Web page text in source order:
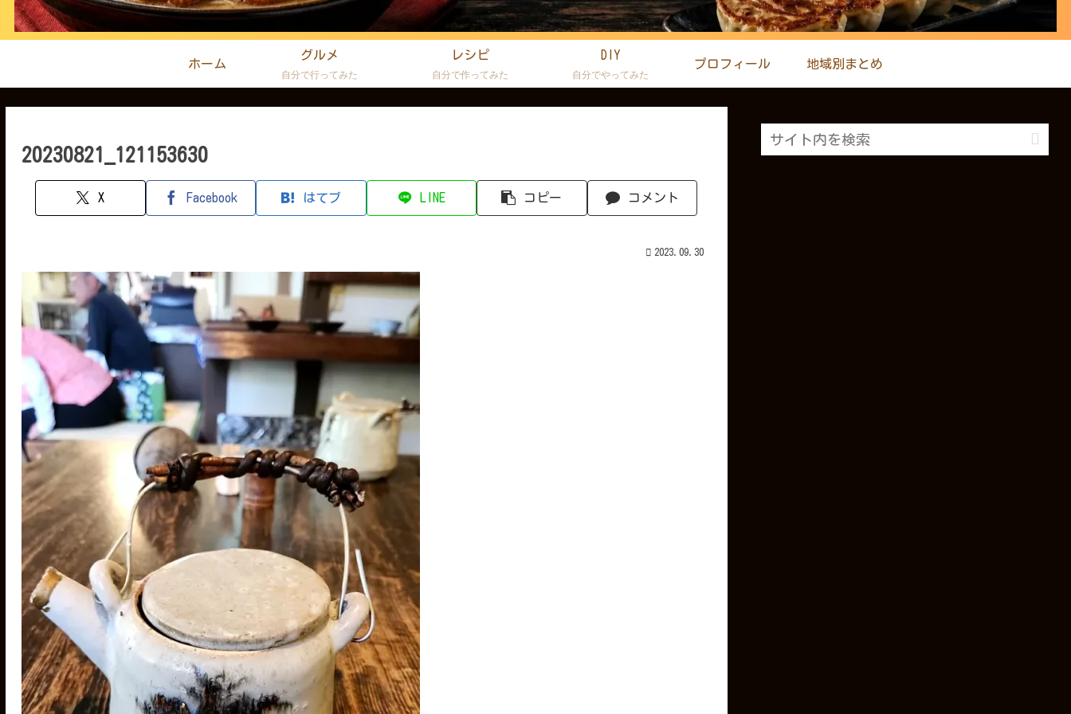
ホーム
グルメ
自分で行ってみた
レシピ
自分で作ってみた
DIY
自分でやってみた
プロフィール 地域別まとめ
20230821_121153630
X Facebook はてブ LINE コピー コメント
2023.09.30